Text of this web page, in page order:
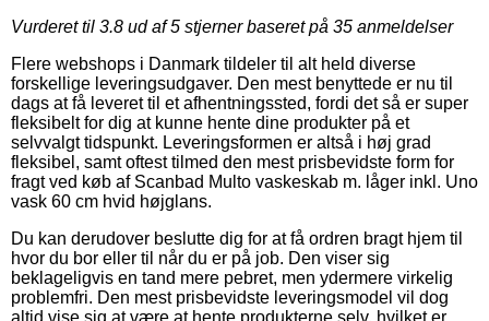
Vurderet til 3.8 ud af 5 stjerner baseret på 35 anmeldelser
Flere webshops i Danmark tildeler til alt held diverse
forskellige leveringsudgaver. Den mest benyttede er nu til
dags at få leveret til et afhentningssted, fordi det så er super
fleksibelt for dig at kunne hente dine produkter på et
selvvalgt tidspunkt. Leveringsformen er altså i høj grad
fleksibel, samt oftest tilmed den mest prisbevidste form for
fragt ved køb af Scanbad Multo vaskeskab m. låger inkl. Uno
vask 60 cm hvid højglans.
Du kan derudover beslutte dig for at få ordren bragt hjem til
hvor du bor eller til når du er på job. Den viser sig
beklageligvis en tand mere pebret, men ydermere virkelig
problemfri. Den mest prisbevidste leveringsmodel vil dog
altid vise sig at være at hente produkterne selv, hvilket er